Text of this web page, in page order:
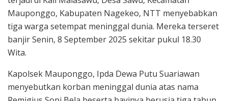
Mauponggo, Kabupaten Nagekeo, NTT menyebabkan
tiga warga setempat meninggal dunia. Mereka terseret
banjir Senin, 8 September 2025 sekitar pukul 18.30
Wita.
Kapolsek Mauponggo, Ipda Dewa Putu Suariawan
menyebutkan korban meninggal dunia atas nama